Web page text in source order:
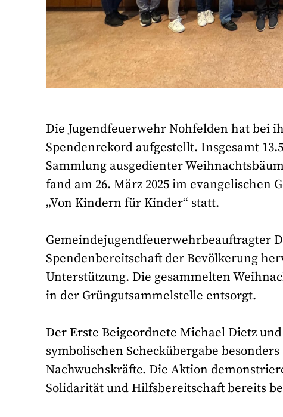
Die Jugendfeuerwehr Nohfelden hat bei
Spendenrekord aufgestellt. Insgesamt
Sammlung ausgedienter
fand am 26. März 2025 im
„Von Kindern für Kinder“ statt.
Gemeindejugendfeuerwehrbeauftragter
Spendenbereitschaft der Bevölkerung
Unterstützung. Die gesammelten
in der Grüngutsammelstelle entsorgt.
Der Erste Beigeordnete Michael Dietz
symbolischen Scheckübergabe
Nachwuchskräfte. Die Aktion
Solidarität und Hilfsbereitschaft bereits